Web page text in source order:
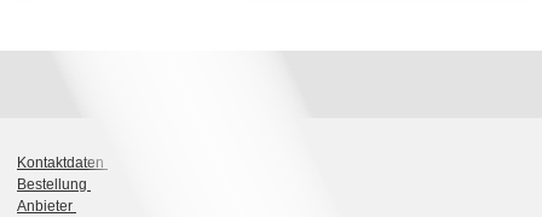
Kontaktdaten
Bestellung
Anbieter